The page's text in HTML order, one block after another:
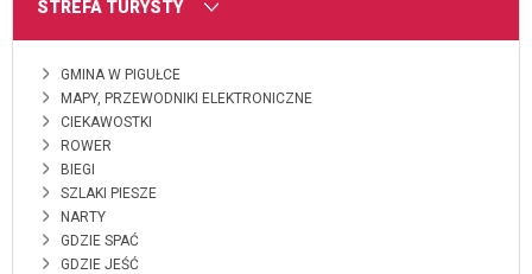
MENU
STREFA TURYSTY
GMINA W PIGUŁCE
MAPY, PRZEWODNIKI ELEKTRONICZNE
CIEKAWOSTKI
ROWER
BIEGI
SZLAKI PIESZE
NARTY
GDZIE SPAĆ
GDZIE JEŚĆ